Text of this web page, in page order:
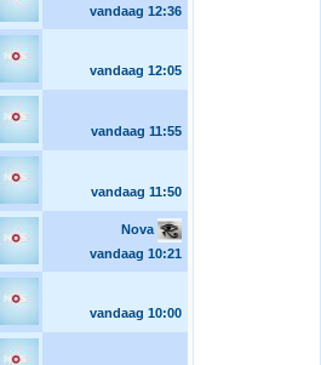
vandaag 12:36
vandaag 12:05
vandaag 11:55
vandaag 11:50
Nova
vandaag 10:21
vandaag 10:00